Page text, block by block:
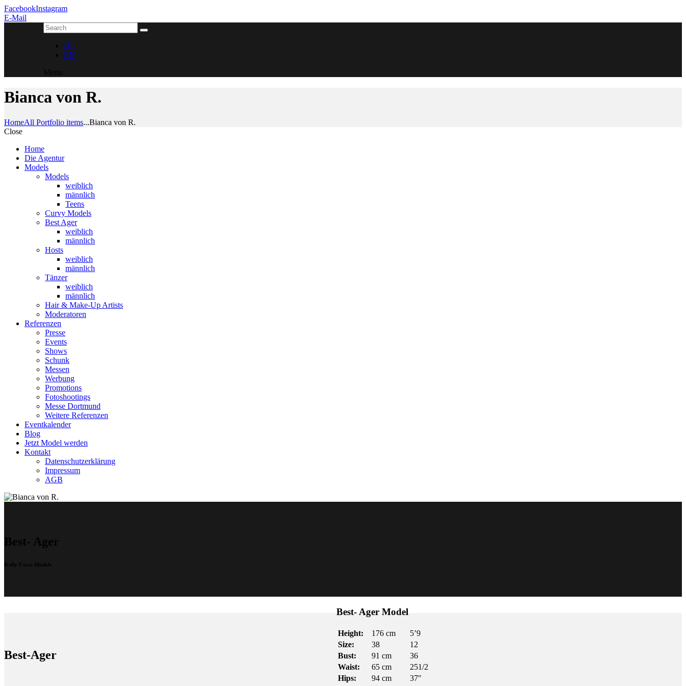
FacebookInstagram
E-Mail
DE
EN
Menu
Bianca von R.
HomeAll Portfolio items...Bianca von R.
Close
Home
Die Agentur
Models
Models
weiblich
männlich
Teens
Curvy Models
Best Ager
weiblich
männlich
Hosts
weiblich
männlich
Tänzer
weiblich
männlich
Hair & Make-Up Artists
Moderatoren
Referenzen
Presse
Events
Shows
Schunk
Messen
Werbung
Promotions
Fotoshootings
Messe Dortmund
Weitere Referenzen
Eventkalender
Blog
Jetzt Model werden
Kontakt
Datenschutzerklärung
Impressum
AGB
Best- Ager
Kelly Faces Models
Best- Ager Model
Height: 176 cm
5’9
Size:
38
12
Bust:
91 cm
36
Waist:
65 cm
251/2
Hips:
94 cm
37″
Best-Ager